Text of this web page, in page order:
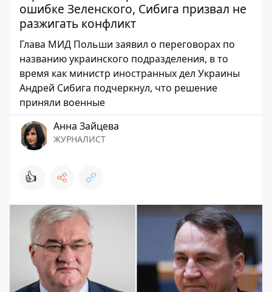
ошибке Зеленского, Сибига призвал не
разжигать конфликт
Глава МИД Польши заявил о переговорах по
названию украинского подразделения, в то
время как министр иностранных дел Украины
Андрей Сибига подчеркнул, что решение
приняли военные
Анна Зайцева
ЖУРНАЛИСТ
👍